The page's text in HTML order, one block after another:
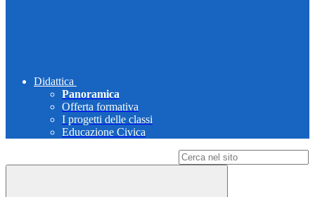
Didattica
Panoramica
Offerta formativa
I progetti delle classi
Educazione Civica